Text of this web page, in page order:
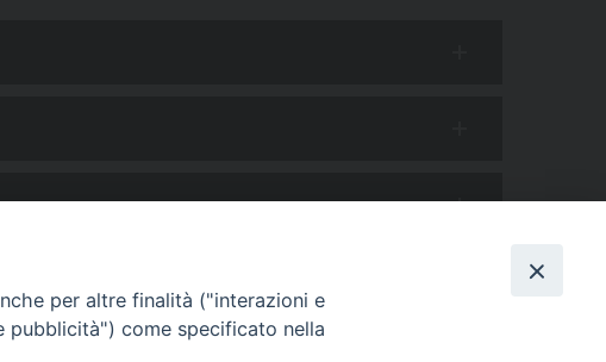
per altre finalità ("interazioni e
pubblicità") come specificato nella